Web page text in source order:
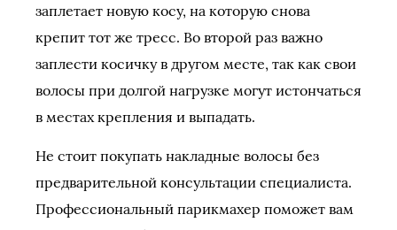
заплетает новую косу, на которую снова
крепит тот же тресс. Во второй раз важно
заплести косичку в другом месте, так как свои
волосы при долгой нагрузке могут истончаться
в местах крепления и выпадать.
Не стоит покупать накладные волосы без
предварительной консультации специалиста.
Профессиональный парикмахер поможет вам